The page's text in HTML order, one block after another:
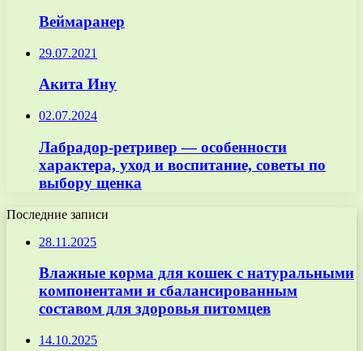
Веймаранер
29.07.2021
Акита Ину
02.07.2024
Лабрадор-ретривер — особенности
характера, уход и воспитание, советы по
выбору щенка
Последние записи
28.11.2025
Влажные корма для кошек с натуральными
компонентами и сбалансированным
составом для здоровья питомцев
14.10.2025